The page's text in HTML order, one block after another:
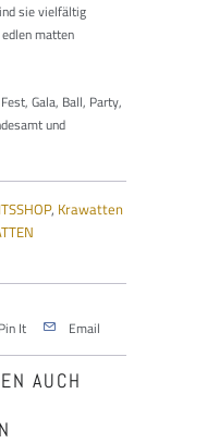
sie vielfältig
matten
Gala, Ball, Party,
und
, Krawatten
Pin It Email
AUCH